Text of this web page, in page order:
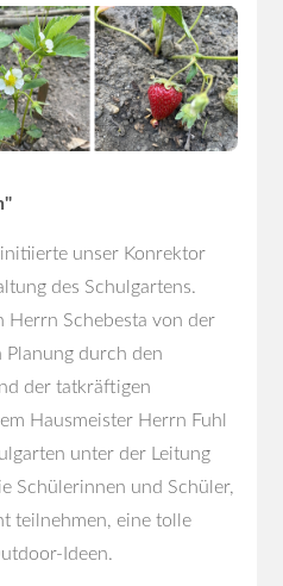
unser Konrektor
des Schulgartens.
Herrn Schebesta von der
durch den
der tatkräftigen
Hausmeister Herrn Fuhl
unter der Leitung
Schülerinnen und Schüler,
teilnehmen, eine tolle
Ideen.